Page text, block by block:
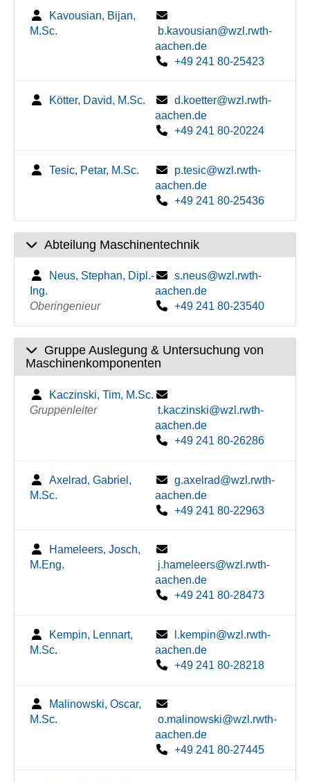
Kavousian, Bijan,
M.Sc.
b.kavousian@wzl.rwth-
aachen.de
+49 241 80-25423
Kötter, David, M.Sc.
d.koetter@wzl.rwth-
aachen.de
+49 241 80-20224
Tesic, Petar, M.Sc.
p.tesic@wzl.rwth-
aachen.de
+49 241 80-25436
Abteilung Maschinentechnik
Neus, Stephan, Dipl.-
Ing.
Oberingenieur
s.neus@wzl.rwth-
aachen.de
+49 241 80-23540
Gruppe Auslegung & Untersuchung von
Maschinenkomponenten
Kaczinski, Tim, M.Sc.
Gruppenleiter
t.kaczinski@wzl.rwth-
aachen.de
+49 241 80-26286
Axelrad, Gabriel,
M.Sc.
g.axelrad@wzl.rwth-
aachen.de
+49 241 80-22963
Hameleers, Josch,
M.Eng.
j.hameleers@wzl.rwth-
aachen.de
+49 241 80-28473
Kempin, Lennart,
M.Sc.
l.kempin@wzl.rwth-
aachen.de
+49 241 80-28218
Malinowski, Oscar,
M.Sc.
o.malinowski@wzl.rwth-
aachen.de
+49 241 80-27445